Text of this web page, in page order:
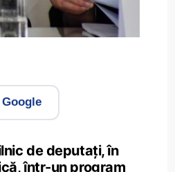
de deputați, în
într-un program